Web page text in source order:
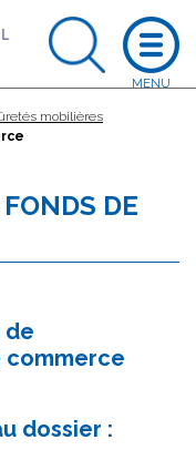
mobilières
DE
de
commerce
dossier :